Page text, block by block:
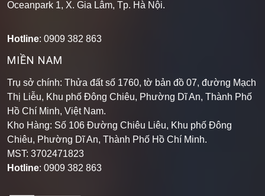
Oceanpark 1, X. Gia Lâm, Tp. Hà Nội.
Hotline: 0909 382 863
MIỀN NAM
Trụ sở chính: Thửa đất số 1760, tờ bản đồ 07, đường Mạch
Thị Liễu, Khu phố Đông Chiêu, Phường Dĩ An, Thành Phố
Hồ Chí Minh, Việt Nam.
Kho Hàng: Số 106 Đường Chiêu Liêu, Khu phố Đông
Chiêu, Phường Dĩ An, Thành Phố Hồ Chí Minh.
MST: 3702471823
Hotline: 0909 382 863